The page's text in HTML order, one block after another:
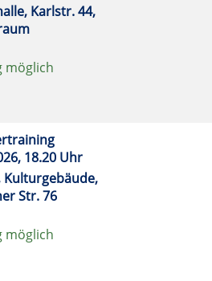
Karlstr. 44,
möglich
18.20 Uhr
Kulturgebäude,
Str. 76
möglich